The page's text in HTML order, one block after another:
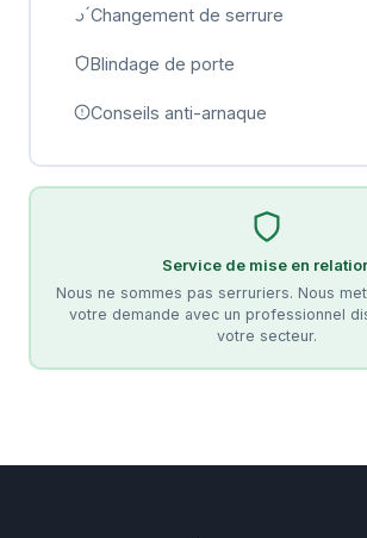
Changement de serrure
Blindage de porte
Conseils anti-arnaque
Service de mise en
Nous ne sommes pas serruriers. Nous
votre demande avec un professionnel
votre secteur.